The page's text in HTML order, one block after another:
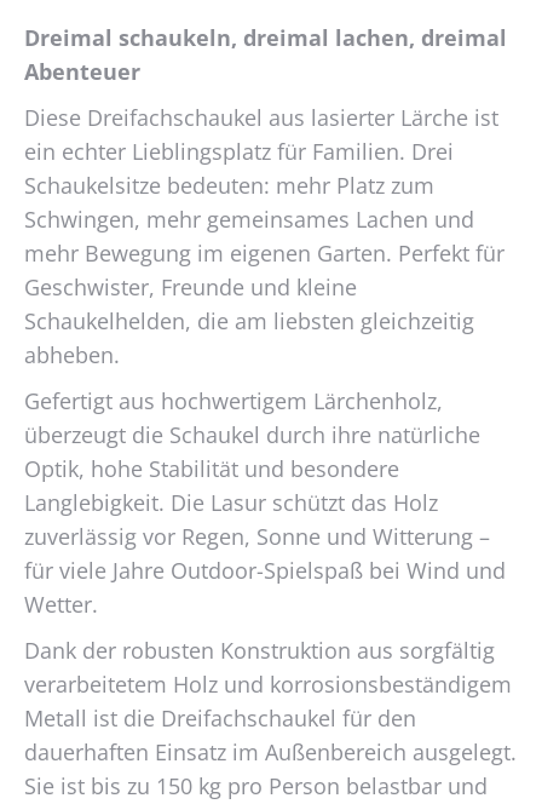
Produktseite
werden
auf.
Optionen
können
auf
der
Produktseite
gewählt
werden
Dreimal schaukeln, dreimal lachen, dreimal
Abenteuer
Diese Dreifachschaukel aus lasierter Lärche ist
ein echter Lieblingsplatz für Familien. Drei
Schaukelsitze bedeuten: mehr Platz zum
Schwingen, mehr gemeinsames Lachen und
mehr Bewegung im eigenen Garten. Perfekt für
Geschwister, Freunde und kleine
Schaukelhelden, die am liebsten gleichzeitig
abheben.
Gefertigt aus hochwertigem Lärchenholz,
überzeugt die Schaukel durch ihre natürliche
Optik, hohe Stabilität und besondere
Langlebigkeit. Die Lasur schützt das Holz
zuverlässig vor Regen, Sonne und Witterung –
für viele Jahre Outdoor-Spielspaß bei Wind und
Wetter.
Dank der robusten Konstruktion aus sorgfältig
verarbeitetem Holz und korrosionsbeständigem
Metall ist die Dreifachschaukel für den
dauerhaften Einsatz im Außenbereich ausgelegt.
Sie ist bis zu 150 kg pro Person belastbar und